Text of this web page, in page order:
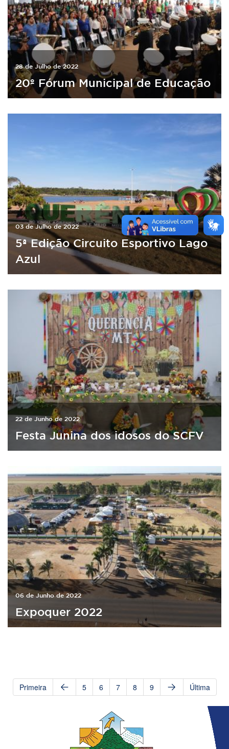
28 de Julho de 2022
20º Fórum Municipal de Educação
03 de Julho de 2022
5ª Edição Circuito Esportivo Lago
Azul
22 de Junho de 2022
Festa Junina dos idosos do SCFV
06 de Junho de 2022
Expoquer 2022
Primeira 5 6 7 8 9 Última